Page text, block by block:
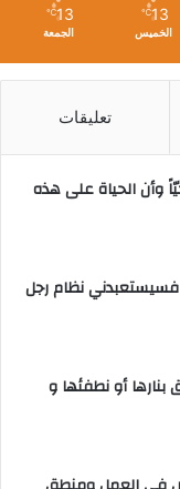
13
℃
الخميس
13
℃
الجمعة
تعليقات
وأن الحياة على هذه
فسيستعبدني نظام رجل
بنارها أو نطفئها و